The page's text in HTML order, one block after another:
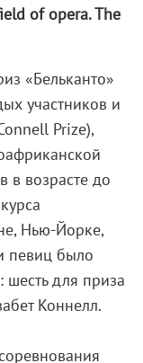
of opera. The
«Бельканто»
участников и
Prize),
в возрасте до
Нью-Йорке,
певиц было
для приза
Коннелл.